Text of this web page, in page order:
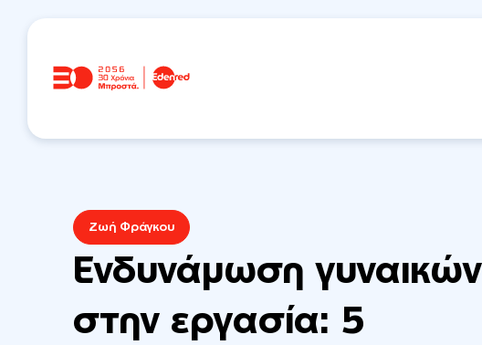
Ζωή Φράγκου
Ενδυνάμωση γυναικών
στην εργασία: 5